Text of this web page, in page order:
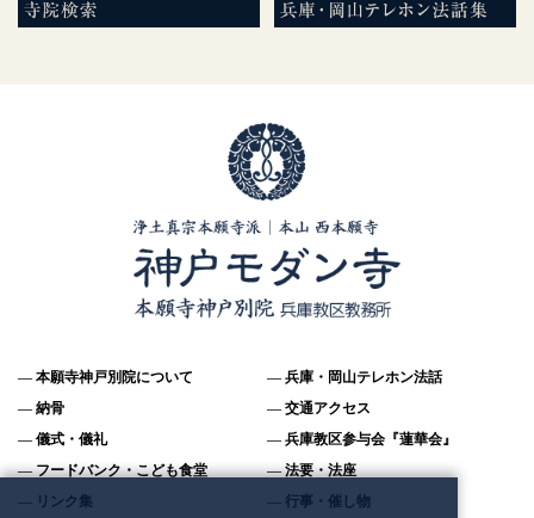
本願寺神戸別院について
兵庫・岡山テレホン法話
納骨
交通アクセス
儀式・儀礼
兵庫教区参与会『蓮華会』
フードバンク・こども食堂
法要・法座
リンク集
行事・催し物